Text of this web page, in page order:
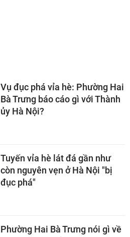
Vụ đục phá vỉa hè: Phường Hai
Bà Trưng báo cáo gì với Thành
ủy Hà Nội?
Tuyến vỉa hè lát đá gần như
còn nguyên vẹn ở Hà Nội "bị
đục phá"
Phường Hai Bà Trưng nói gì về